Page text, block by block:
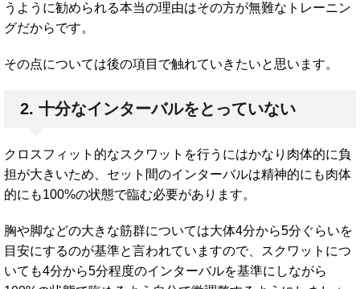
うように勧められる本当の理由はその方が無難なトレーニン
グだからです。
その点については後の項目で触れていきたいと思います。
2. 十分なインターバルをとっていない
クロスフィット的なスクワットを行うにはかなり肉体的に負
担が大きいため、セット間のインターバルは精神的にも肉体
的にも100%の状態で臨む必要があります。
胸や脚などの大きな筋群については大体4分から5分ぐらいを
目安にするのが基準と言われていますので、スクワットにつ
いても4分から5分程度のインターバルを基準にしながら